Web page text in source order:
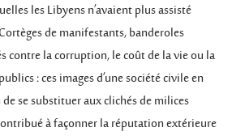
les Libyens n’avaient plus assisté
de manifestants, banderoles
contre la corruption, le coût de la vie ou la
: ces images d’une société civile en
se substituer aux clichés de milices
à façonner la réputation extérieure